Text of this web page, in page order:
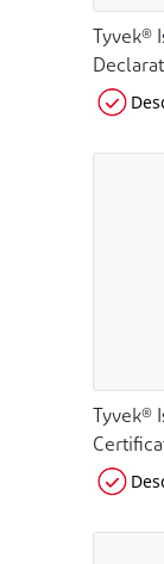
Tyvek®
Tyvek®